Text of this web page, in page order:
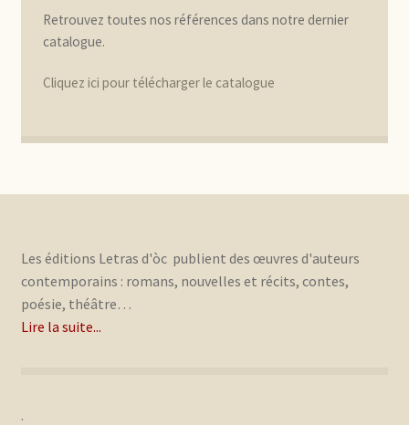
Retrouvez toutes nos références dans notre dernier
catalogue.
Cliquez ici pour télécharger le catalogue
Les éditions Letras d'òc publient des œuvres d'auteurs
contemporains : romans, nouvelles et récits, contes,
poésie, théâtre…
Lire la suite...
.